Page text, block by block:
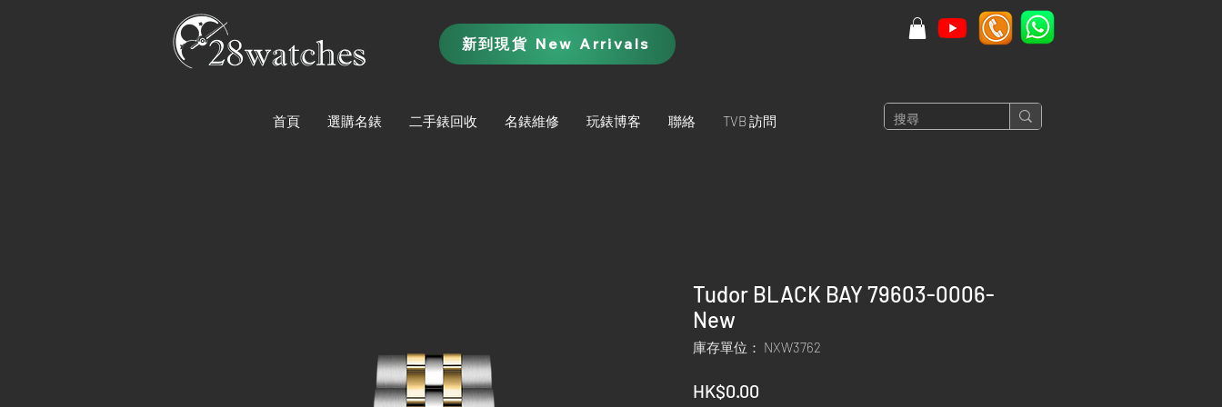
新到現貨 New Arrivals
首頁 選購名錶 二手錶回收 名錶維修 玩錶博客 聯絡 TVB 訪問
Tudor BLACK BAY 79603-0006-
New
庫存單位： NXW3762
HK$0.00